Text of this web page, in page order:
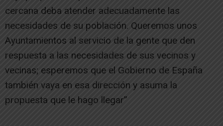
cercana deba atender adecuadamente las
necesidades de su población. Queremos unos
Ayuntamientos al servicio de la gente que den
respuesta a las necesidades de sus vecinos y
vecinas; esperemos que el Gobierno de España
también vaya en esa dirección y asuma la
propuesta que le hago llegar”